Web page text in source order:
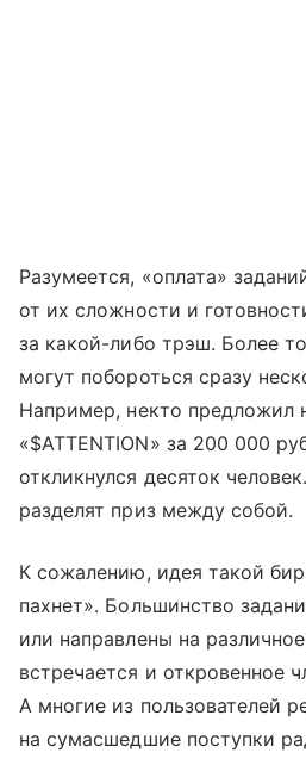
Разумеется, «оплата»
от их сложности и
за какой-либо трэш. Более
могут побороться сразу
Например, некто предложил
«$ATTENTION» за 200 000
откликнулся десяток
разделят приз между собой.
К сожалению, идея такой
пахнет». Большинство
или направлены на
встречается и откровенное
А многие из пользователей
на сумасшедшие поступки